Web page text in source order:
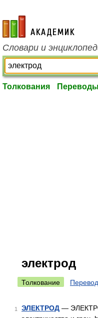
academic.ru
Словари и
Толкования Переводы
электрод
Толкование Перевод
1 ЭЛЕКТРОД —